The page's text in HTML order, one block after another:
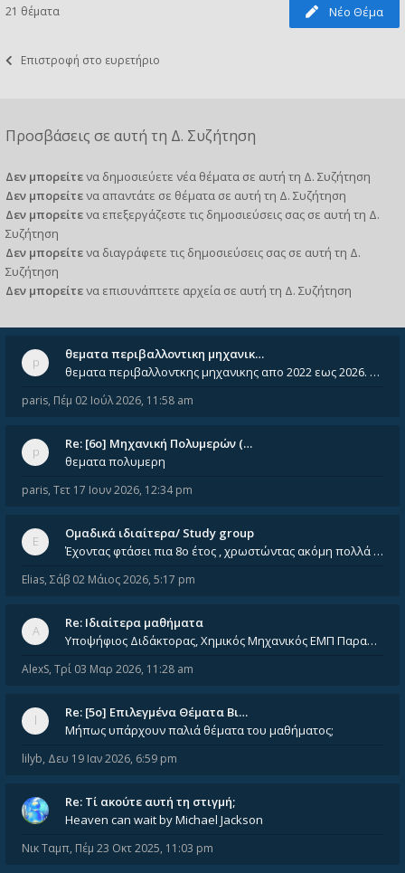
Νέο Θέμα
21 θέματα
Επιστροφή στο ευρετήριο
Προσβάσεις σε αυτή τη Δ. Συζήτηση
Δεν μπορείτενα δημοσιεύετε νέα θέματα σε αυτή τη Δ. Συζήτηση
Δεν μπορείτενα απαντάτε σε θέματα σε αυτή τη Δ. Συζήτηση
Δεν μπορείτενα επεξεργάζεστε τις δημοσιεύσεις σας σε αυτή τη Δ.
Συζήτηση
Δεν μπορείτενα διαγράφετε τις δημοσιεύσεις σας σε αυτή τη Δ.
Συζήτηση
Δεν μπορείτενα επισυνάπτετε αρχεία σε αυτή τη Δ. Συζήτηση
θεματα περιβαλλοντικη μηχανικ…
θεματα περιβαλλοντκης μηχανικης απο 2022 εως 2026. Δεν ειναι μεσα του Σεπτεμβιου του 2025. Αν τα εχει καποιος ας τα ανε
paris, Πέμ 02 Ιούλ 2026, 11:58 am
Re: [6o] Mηχανική Πολυμερών (…
θεματα πολυμερη
paris, Τετ 17 Ιουν 2026, 12:34 pm
Ομαδικά ιδιαίτερα/ Study group
Έχοντας φτάσει πια 8ο έτος , χρωστώντας ακόμη πολλά και χωρίς καμία όρεξη ούτε να διαβάσω μόνος μου ούτε να παρακολουθήσ
Elias, Σάβ 02 Μάιος 2026, 5:17 pm
Re: Ιδιαίτερα μαθήματα
Υποψήφιος Διδάκτορας, Χημικός Μηχανικός ΕΜΠ Παραδίδω ιδιαίτερα μαθήματα μέσης και ανώτατης εκπαίδευσης σε θετικές και τε
AlexS, Τρί 03 Μαρ 2026, 11:28 am
Re: [5ο] Επιλεγμένα Θέματα Βι…
Μήπως υπάρχουν παλιά θέματα του μαθήματος;
lilyb, Δευ 19 Ιαν 2026, 6:59 pm
Re: Tί ακούτε αυτή τη στιγμή;
Heaven can wait by Michael Jackson
Νικ Ταμπ, Πέμ 23 Οκτ 2025, 11:03 pm